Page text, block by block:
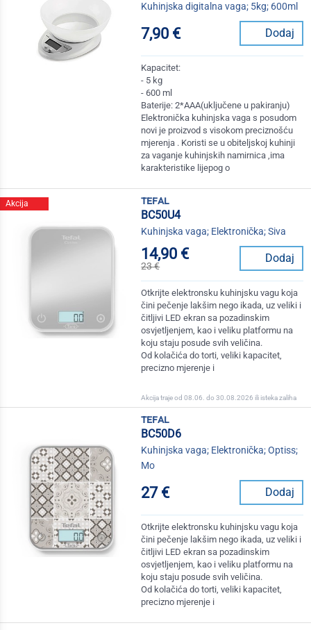
Kuhinjska digitalna vaga; 5kg; 600ml
7,90 € Dodaj
Kapacitet:
- 5 kg
- 600 ml
Baterije: 2*AAA(uključene u pakiranju)
Elektronička kuhinjska vaga s posudom
novi je proizvod s visokom preciznošću
mjerenja . Koristi se u obiteljskoj kuhinji
za vaganje kuhinjskih namirnica ,ima
karakteristike lijepog o
Akcija
tefal
BC50U4
Kuhinjska vaga; Elektronička; Siva
14,90 €
23 €
Dodaj
Otkrijte elektronsku kuhinjsku vagu koja
čini pečenje lakšim nego ikada, uz veliki i
čitljivi LED ekran sa pozadinskim
osvjetljenjem, kao i veliku platformu na
koju staju posude svih veličina.
Od kolačića do torti, veliki kapacitet,
precizno mjerenje i
Akcija traje od 08.06. do 30.08.2026 ili isteka zaliha
tefal
BC50D6
Kuhinjska vaga; Elektronička; Optiss;
Mo
27 € Dodaj
Otkrijte elektronsku kuhinjsku vagu koja
čini pečenje lakšim nego ikada, uz veliki i
čitljivi LED ekran sa pozadinskim
osvjetljenjem, kao i veliku platformu na
koju staju posude svih veličina.
Od kolačića do torti, veliki kapacitet,
precizno mjerenje i